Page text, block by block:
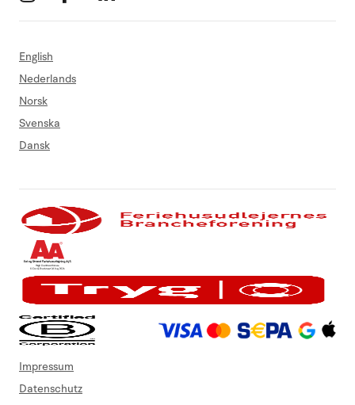
English
Nederlands
Norsk
Svenska
Dansk
Impressum
Datenschutz